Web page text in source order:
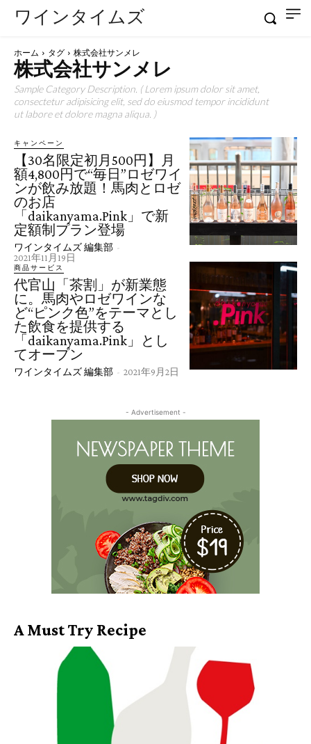
ワインタイムズ
ホーム タグ 株式会社サンメレ
株式会社サンメレ
Sample Category Description. ( Lorem ipsum dolor sit amet,
consectetur adipisicing elit, sed do eiusmod tempor incididunt
ut labore et dolore magna aliqua. )
キャンペーン
【30名限定初月500円】月
額4,800円で“毎日”ロゼワイ
ンが飲み放題！馬肉とロゼ
のお店
「daikanyama.Pink」で新
定額制プラン登場
ワインタイムズ 編集部 -
2021年11月19日
商品サービス
代官山「茶割」が新業態
に。馬肉やロゼワインな
ど“ピンク色”をテーマとし
た飲食を提供する
「daikanyama.Pink」とし
てオープン
ワインタイムズ 編集部 - 2021年9月2日
- Advertisement -
A Must Try Recipe